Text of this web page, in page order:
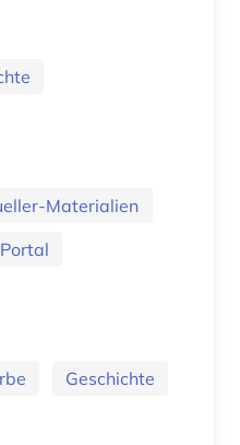
Materialien
Portal
Geschichte